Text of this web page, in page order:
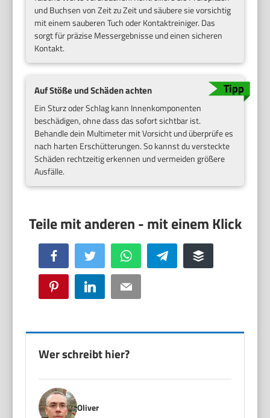
und Buchsen von Zeit zu Zeit und säubere sie vorsichtig
mit einem sauberen Tuch oder Kontaktreiniger. Das
sorgt für präzise Messergebnisse und einen sicheren
Kontakt.
Auf Stöße und Schäden achten
Ein Sturz oder Schlag kann Innenkomponenten
beschädigen, ohne dass das sofort sichtbar ist.
Behandle dein Multimeter mit Vorsicht und überprüfe es
nach harten Erschütterungen. So kannst du versteckte
Schäden rechtzeitig erkennen und vermeiden größere
Ausfälle.
Facebook Twitter WhatsApp Telegram Buffer
Pinterest LinkedIn Email
Wer schreibt hier?
Oliver